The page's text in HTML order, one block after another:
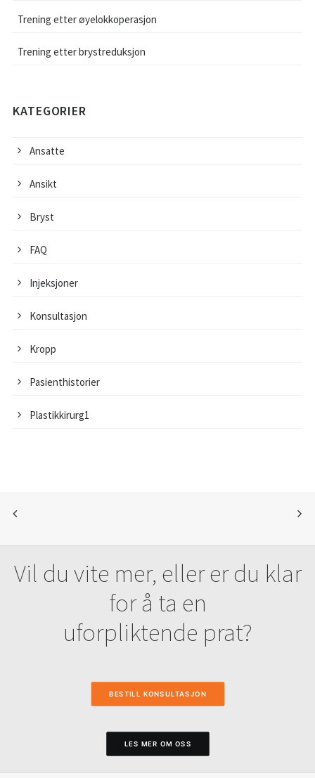
Trening etter øyelokkoperasjon
Trening etter brystreduksjon
KATEGORIER
Ansatte
Ansikt
Bryst
FAQ
Injeksjoner
Konsultasjon
Kropp
Pasienthistorier
Plastikkirurg1
Vil du vite mer, eller er du klar
for å ta en
uforpliktende prat?
BESTILL KONSULTASJON
LES MER OM OSS